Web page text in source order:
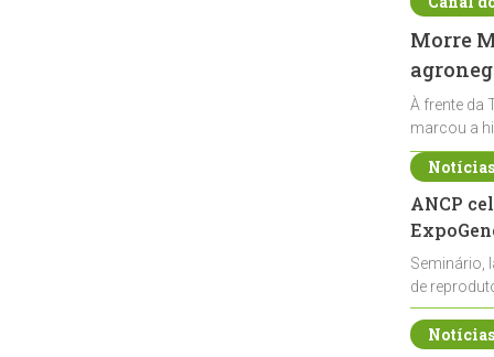
Morre
À frente da
marcou a
ANCP
Seminário,
de
durante a